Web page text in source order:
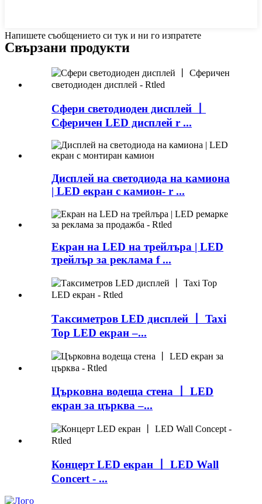
Напишете съобщението си тук и ни го изпратете
Свързани продукти
Сфери светодиоден дисплей 丨
Сферичен LED дисплей r ...
Дисплей на светодиода на камиона
| LED екран с камион- r ...
Екран на LED на трейлъра | LED
трейлър за реклама f ...
Таксиметров LED дисплей 丨 Taxi
Top LED екран –...
Църковна водеща стена 丨 LED
екран за църква –...
Концерт LED екран 丨 LED Wall
Concert - ...